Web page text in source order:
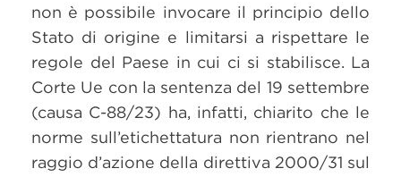
non è possibile invocare il principio dello
Stato di origine e limitarsi a rispettare le
regole del Paese in cui ci si stabilisce. La
Corte Ue con la sentenza del 19 settembre
(causa C-88/23) ha, infatti, chiarito che le
norme sull’etichettatura non rientrano nel
raggio d’azione della direttiva 2000/31 sul